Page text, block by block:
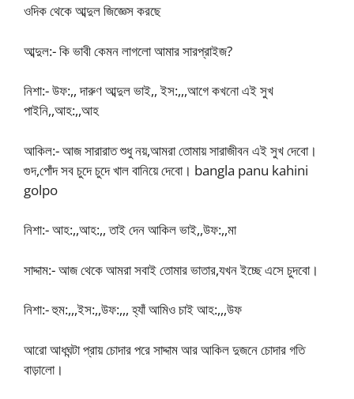
ওদিক থেকে আব্দুল জিজ্ঞেস করছে
আব্দুল:- কি ভাবী কেমন লাগলো আমার সারপ্রাইজ?
নিশা:- উফ:,, দারুণ আব্দুল ভাই,, ইস:,,,আগে কখনো এই সুখ
পাইনি,,আহ:,,আহ
আকিল:- আজ সারারাত শুধু নয়,আমরা তোমায় সারাজীবন এই সুখ দেবো।
গুদ,পোঁদ সব চুদে চুদে খাল বানিয়ে দেবো। bangla panu kahini
golpo
নিশা:- আহ:,,আহ:,, তাই দেন আকিল ভাই,,উফ:,,মা
সাদ্দাম:- আজ থেকে আমরা সবাই তোমার ভাতার,যখন ইচ্ছে এসে চুদবো।
নিশা:- হুম:,,,ইস:,,উফ:,,, হ্যাঁ আমিও চাই আহ:,,,উফ
আরো আধঘন্টা প্রায় চোদার পরে সাদ্দাম আর আকিল দুজনে চোদার গতি
বাড়ালো।